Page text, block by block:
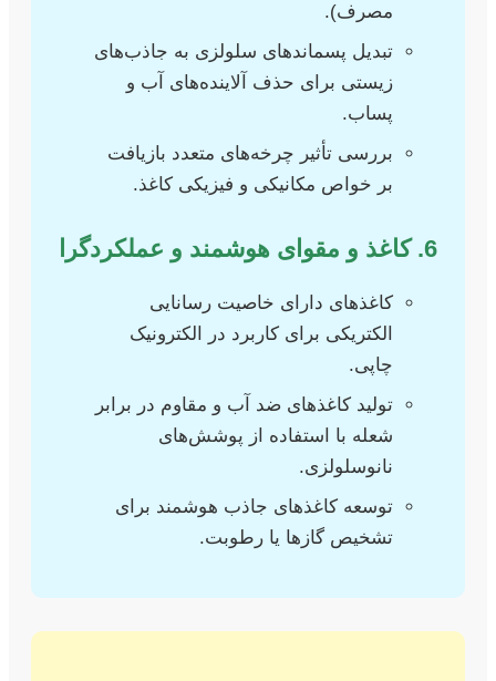
مصرف).
تبدیل پسماندهای سلولزی به جاذب‌های
زیستی برای حذف آلاینده‌های آب و
پساب.
بررسی تأثیر چرخه‌های متعدد بازیافت
بر خواص مکانیکی و فیزیکی کاغذ.
6. کاغذ و مقوای هوشمند و عملکردگرا
کاغذهای دارای خاصیت رسانایی
الکتریکی برای کاربرد در الکترونیک
چاپی.
تولید کاغذهای ضد آب و مقاوم در برابر
شعله با استفاده از پوشش‌های
نانوسلولزی.
توسعه کاغذهای جاذب هوشمند برای
تشخیص گازها یا رطوبت.